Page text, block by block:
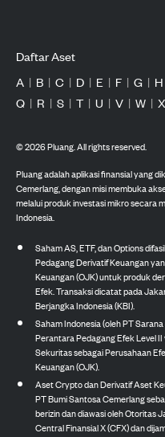
Daftar Aset
A | B | C | D | E | F | G | H
Q | R | S | T | U | V | W | X
©2026Pluang. All rights reserved.
Pluang adalah aplikasi finansial yang
Cemerlang, dengan misi membuka
melalui produk investasi mikro secara
Indonesia.
Saham AS, ETF, dan Options
Pedagang Derivatif Keuangan
Keuangan (OJK) untuk produk
Efek. Transaksi dicatat pada
Berjangka Indonesia (KBI).
Saham Indonesia (oleh PT
Perantara Pedagang Efek Level
Sekuritas sebagai Perusahaan
Keuangan (OJK).
Aset Crypto dan Derivatif Aset
PT Bumi Santosa Cemerlang
berizin dan diawasi oleh Otoritas
Central Finansial X (CFX) dan